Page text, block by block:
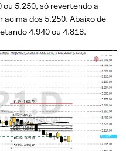
5.250, só revertendo a
dos 5.250. Abaixo de
4.940 ou 4.818.